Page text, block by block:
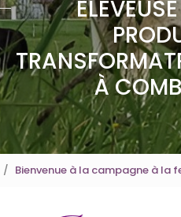
À
Bienvenue à la campagne à la